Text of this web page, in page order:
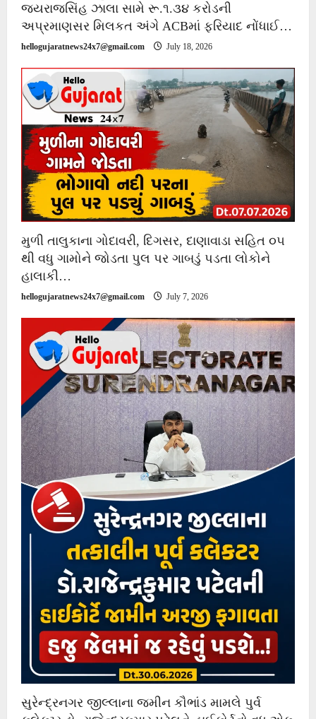
જયરાજસિંહ ઝાલા સામે રૂ.૧.૩૪ કરોડની
અપ્રમાણસર મિલકત અંગે ACBમાં ફરિયાદ નોંધાઈ…
hellogujaratnews24x7@gmail.com July 18, 2026
મુળી તાલુકાના ગોદાવરી, દિગસર, દાણાવાડા સહિત ૦૫
થી વધુ ગામોને જોડતા પુલ પર ગાબડું પડતા લોકોને
હાલાકી…
hellogujaratnews24x7@gmail.com July 7, 2026
સુરેન્દ્રનગર જીલ્લાના જમીન કૌભાંડ મામલે પુર્વ